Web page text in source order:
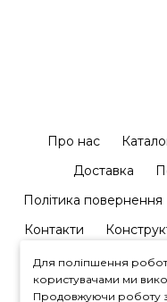
Про нас
Доставка
Політика повернення
Контакти
Для поліпшення
користувачами ми
Продовжуючи роботу